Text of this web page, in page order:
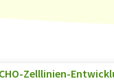
Zelllinien-